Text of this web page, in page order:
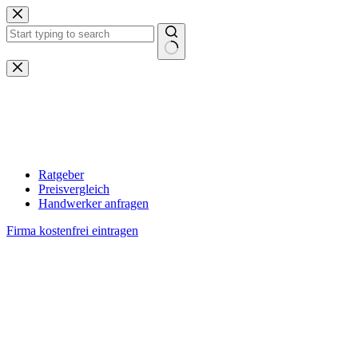
Zum
Inhalt
springen
Keine
Ergebnisse
Ratgeber
Preisvergleich
Handwerker anfragen
Firma kostenfrei eintragen